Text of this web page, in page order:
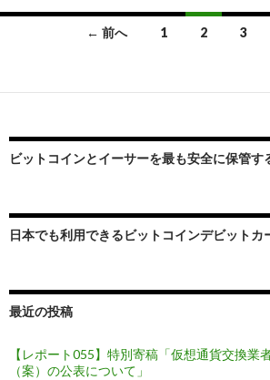
稿
ビ
ー
ョ
ン
← 前へ 1 2 3
ビットコインとイーサーを最も安全に保管す
日本でも利用できるビットコインデビットカ
最近の投稿
【レポート055】特別寄稿「仮想通貨交換業
（案）の公表について」